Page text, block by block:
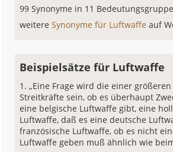
99 Synonyme in 11
weitereSynonyme für Luftwaffeauf
Beispielsätze für Luftwaffe
„Eine Frage wird die einer
Streitkräfte sein, ob es überhaupt
eine belgische Luftwaffe gibt, eine
Luftwaffe, daß es eine deutsche
französische Luftwaffe, ob es nicht
Luftwaffe geben muß ähnlich wie